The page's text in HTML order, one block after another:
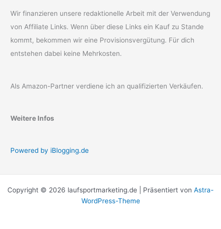
Wir finanzieren unsere redaktionelle Arbeit mit der Verwendung
von Affiliate Links. Wenn über diese Links ein Kauf zu Stande
kommt, bekommen wir eine Provisionsvergütung. Für dich
entstehen dabei keine Mehrkosten.
Als Amazon-Partner verdiene ich an qualifizierten Verkäufen.
Weitere Infos
Powered by iBlogging.de
Copyright © 2026 laufsportmarketing.de | Präsentiert von Astra-
WordPress-Theme